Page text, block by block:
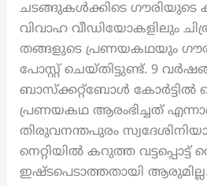
ചടങ്ങുകൾക്കിടെ ഗൗരിയുടെ
വിവാഹ വീഡിയോകളിലും
തങ്ങളുടെ പ്രണയകഥയും ഗൗരി
പോസ്റ്റ് ചെയ്തിട്ടുണ്ട്. 9
ബാസ്ക്കറ്റ്ബോൾ‍ കോർട്ടിൽ
പ്രണയകഥ ആരംഭിച്ചത്
തിരുവനന്തപുരം
നെറ്റിയിൽ കറുത്ത
ഇഷ്ടപെടാത്തതായി ആരുമില്ല.